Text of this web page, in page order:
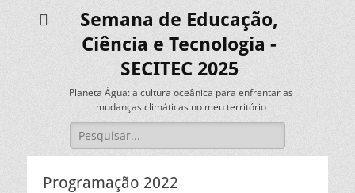
Semana de Educação,
Ciência e Tecnologia -
SECITEC 2025
Planeta Água: a cultura oceânica para enfrentar as
mudanças climáticas no meu território
Pesquisar
por:
Programação 2022